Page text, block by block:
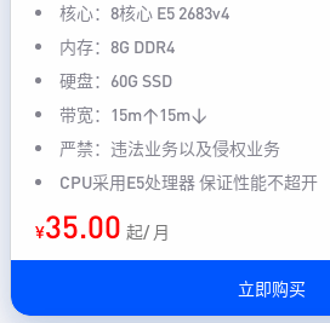
核心：8核心 E5 2683v4
内存：8G DDR4
硬盘：60G SSD
带宽：15m↑15m↓
严禁：违法业务以及侵权业务
CPU采用E5处理器 保证性能不超开
¥35.00 起/ 月
立即购买